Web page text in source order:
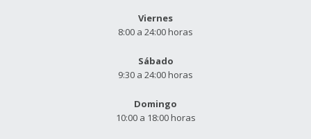
Viernes
8:00 a 24:00 horas
Sábado
9:30 a 24:00 horas
Domingo
10:00 a 18:00 horas